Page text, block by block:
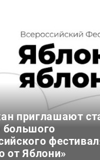
приглашают
большого
от Яблони»